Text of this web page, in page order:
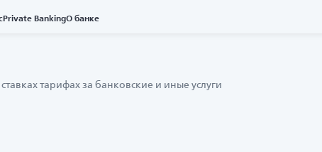
Private BankingО банке
тарифах за банковские и иные услуги